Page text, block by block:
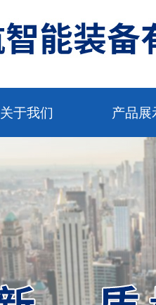
关于我们 产品展